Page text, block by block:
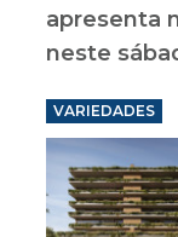
apresenta
neste
VARIEDADES